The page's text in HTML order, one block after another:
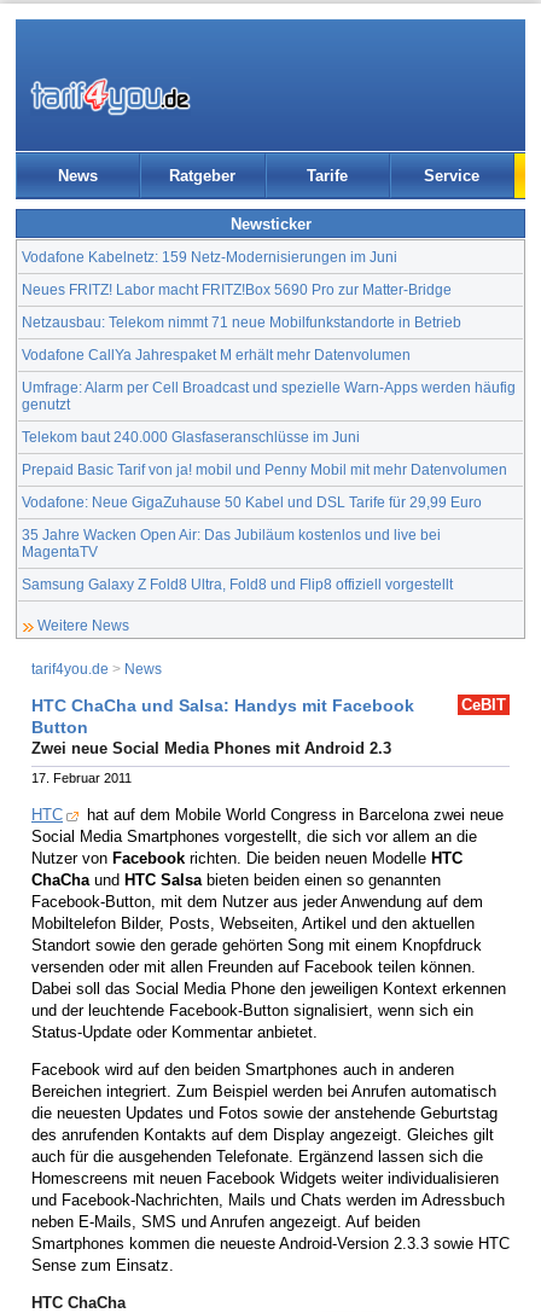
News Ratgeber Tarife Service
Newsticker
Vodafone Kabelnetz: 159 Netz-Modernisierungen im Juni
Neues FRITZ! Labor macht FRITZ!Box 5690 Pro zur Matter-Bridge
Netzausbau: Telekom nimmt 71 neue Mobilfunkstandorte in Betrieb
Vodafone CallYa Jahrespaket M erhält mehr Datenvolumen
Umfrage: Alarm per Cell Broadcast und spezielle Warn-Apps werden häufig
genutzt
Telekom baut 240.000 Glasfaseranschlüsse im Juni
Prepaid Basic Tarif von ja! mobil und Penny Mobil mit mehr Datenvolumen
Vodafone: Neue GigaZuhause 50 Kabel und DSL Tarife für 29,99 Euro
35 Jahre Wacken Open Air: Das Jubiläum kostenlos und live bei
MagentaTV
Samsung Galaxy Z Fold8 Ultra, Fold8 und Flip8 offiziell vorgestellt
Weitere News
tarif4you.de > News
CeBIT
HTC ChaCha und Salsa: Handys mit Facebook
Button
Zwei neue Social Media Phones mit Android 2.3
17. Februar 2011
HTC
hat auf dem Mobile World Congress in Barcelona zwei neue
Social Media Smartphones vorgestellt, die sich vor allem an die
Nutzer von Facebook richten. Die beiden neuen Modelle HTC
ChaCha und HTC Salsa bieten beiden einen so genannten
Facebook-Button, mit dem Nutzer aus jeder Anwendung auf dem
Mobiltelefon Bilder, Posts, Webseiten, Artikel und den aktuellen
Standort sowie den gerade gehörten Song mit einem Knopfdruck
versenden oder mit allen Freunden auf Facebook teilen können.
Dabei soll das Social Media Phone den jeweiligen Kontext erkennen
und der leuchtende Facebook-Button signalisiert, wenn sich ein
Status-Update oder Kommentar anbietet.
Facebook wird auf den beiden Smartphones auch in anderen
Bereichen integriert. Zum Beispiel werden bei Anrufen automatisch
die neuesten Updates und Fotos sowie der anstehende Geburtstag
des anrufenden Kontakts auf dem Display angezeigt. Gleiches gilt
auch für die ausgehenden Telefonate. Ergänzend lassen sich die
Homescreens mit neuen Facebook Widgets weiter individualisieren
und Facebook-Nachrichten, Mails und Chats werden im Adressbuch
neben E-Mails, SMS und Anrufen angezeigt. Auf beiden
Smartphones kommen die neueste Android-Version 2.3.3 sowie HTC
Sense zum Einsatz.
HTC ChaCha